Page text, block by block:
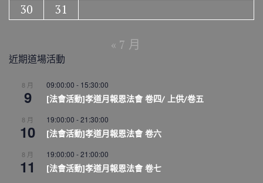
30
31
« 7 月
近期道場活動
8 月
9
09:00:00 - 15:30:00
[法會活動]孝道月報恩法會 卷四/ 上供/卷五
8 月
10
19:00:00 -21:30:00
[法會活動]孝道月報恩法會 卷六
8 月
11
19:00:00 -21:00:00
[法會活動]孝道月報恩法會 卷七